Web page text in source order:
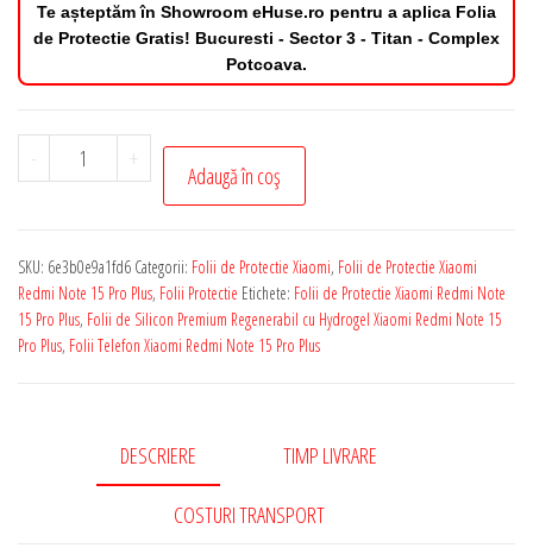
Te așteptăm în Showroom eHuse.ro pentru a aplica Folia
de Protectie Gratis! Bucuresti - Sector 3 - Titan - Complex
Potcoava.
-
Cantitate
Folie
Xiaomi
Redmi
Note
Silicon
+
Adaugă în coș
SKU: 6e3b0e9a1fd6 Categorii: Folii de Protectie Xiaomi, Folii de Protectie Xiaomi
Redmi Note 15 Pro Plus, Folii Protectie Etichete: Folii de Protectie Xiaomi Redmi Note
15 Pro Plus, Folii de Silicon Premium Regenerabil cu Hydrogel Xiaomi Redmi Note 15
Pro Plus, Folii Telefon Xiaomi Redmi Note 15 Pro Plus
DESCRIERE TIMP LIVRARE
COSTURI TRANSPORT